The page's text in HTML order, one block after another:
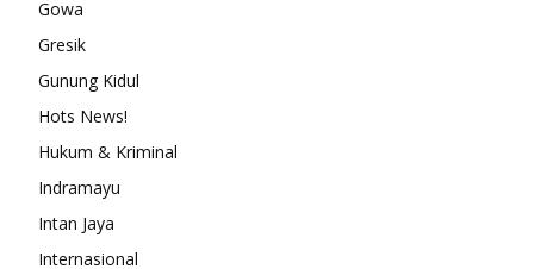
Gowa
Gresik
Gunung Kidul
Hots News!
Hukum & Kriminal
Indramayu
Intan Jaya
Internasional